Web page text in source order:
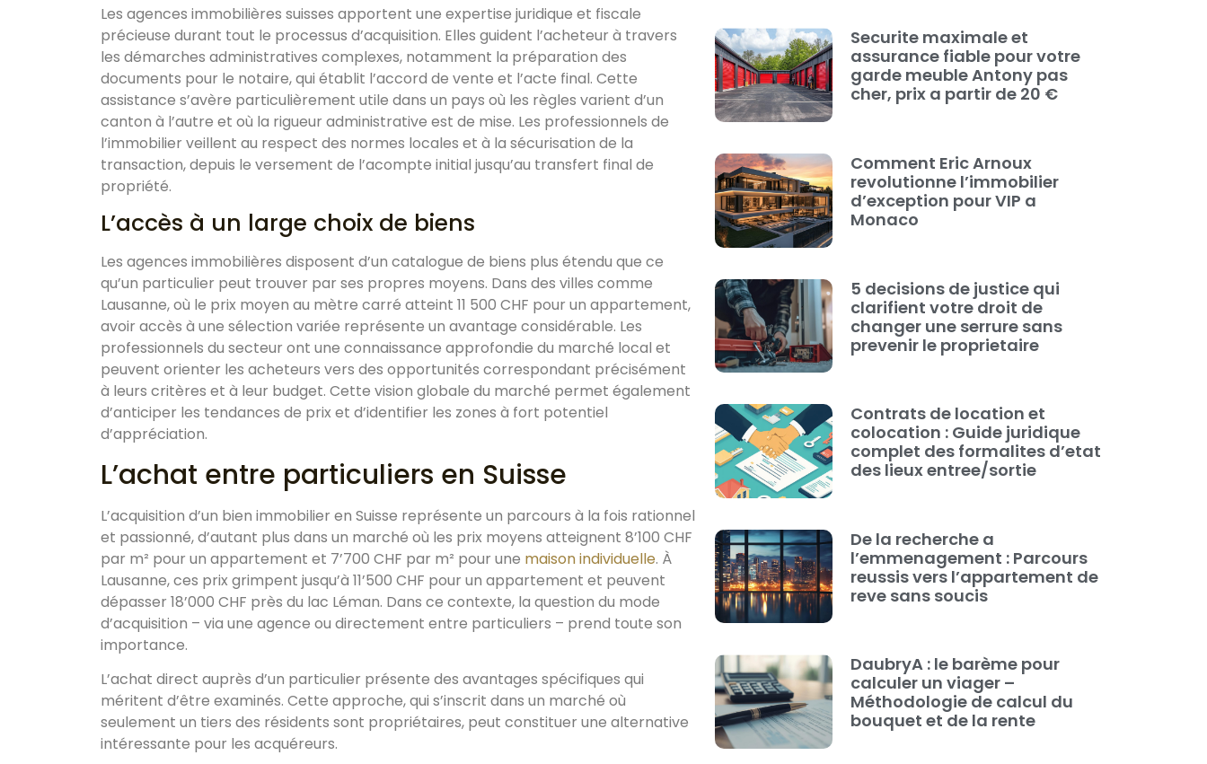
Les agences immobilières suisses apportent une expertise juridique et fiscale
précieuse durant tout le processus d’acquisition. Elles guident l’acheteur à travers
les démarches administratives complexes, notamment la préparation des
documents pour le notaire, qui établit l’accord de vente et l’acte final. Cette
assistance s’avère particulièrement utile dans un pays où les règles varient d’un
canton à l’autre et où la rigueur administrative est de mise. Les professionnels de
l’immobilier veillent au respect des normes locales et à la sécurisation de la
transaction, depuis le versement de l’acompte initial jusqu’au transfert final de
propriété.
L’accès à un large choix de biens
Les agences immobilières disposent d’un catalogue de biens plus étendu que ce
qu’un particulier peut trouver par ses propres moyens. Dans des villes comme
Lausanne, où le prix moyen au mètre carré atteint 11 500 CHF pour un appartement,
avoir accès à une sélection variée représente un avantage considérable. Les
professionnels du secteur ont une connaissance approfondie du marché local et
peuvent orienter les acheteurs vers des opportunités correspondant précisément
à leurs critères et à leur budget. Cette vision globale du marché permet également
d’anticiper les tendances de prix et d’identifier les zones à fort potentiel
d’appréciation.
L’achat entre particuliers en Suisse
L’acquisition d’un bien immobilier en Suisse représente un parcours à la fois rationnel
et passionné, d’autant plus dans un marché où les prix moyens atteignent 8’100 CHF
par m² pour un appartement et 7’700 CHF par m² pour une maison individuelle. À
Lausanne, ces prix grimpent jusqu’à 11’500 CHF pour un appartement et peuvent
dépasser 18’000 CHF près du lac Léman. Dans ce contexte, la question du mode
d’acquisition – via une agence ou directement entre particuliers – prend toute son
importance.
L’achat direct auprès d’un particulier présente des avantages spécifiques qui
méritent d’être examinés. Cette approche, qui s’inscrit dans un marché où
seulement un tiers des résidents sont propriétaires, peut constituer une alternative
intéressante pour les acquéreurs.
Securite maximale et
assurance fiable pour votre
garde meuble Antony pas
cher, prix a partir de 20 €
Comment Eric Arnoux
revolutionne l’immobilier
d’exception pour VIP a
Monaco
5 decisions de justice qui
clarifient votre droit de
changer une serrure sans
prevenir le proprietaire
Contrats de location et
colocation : Guide juridique
complet des formalites d’etat
des lieux entree/sortie
De la recherche a
l’emmenagement : Parcours
reussis vers l’appartement de
reve sans soucis
DaubryA : le barème pour
calculer un viager –
Méthodologie de calcul du
bouquet et de la rente